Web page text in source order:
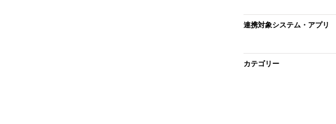
連携対象システム・アプリ
カテゴリー